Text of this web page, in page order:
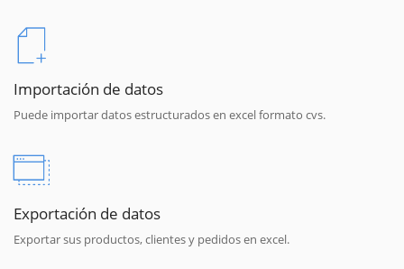
Importación de datos
Puede importar datos estructurados en excel formato cvs.
Exportación de datos
Exportar sus productos, clientes y pedidos en excel.